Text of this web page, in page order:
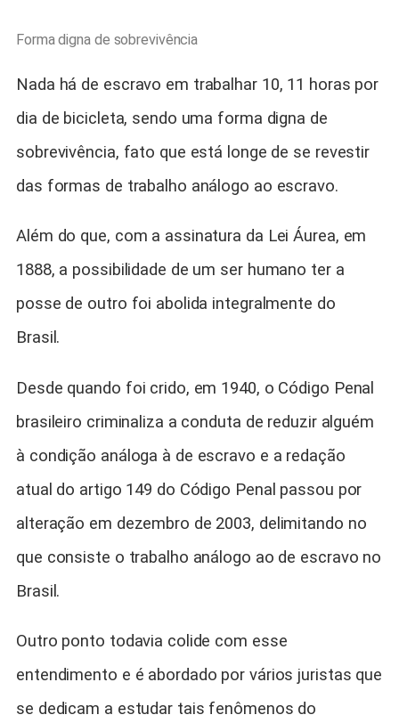
Forma digna de sobrevivência
Nada há de escravo em trabalhar 10, 11 horas por
dia de bicicleta, sendo uma forma digna de
sobrevivência, fato que está longe de se revestir
das formas de trabalho análogo ao escravo.
Além do que, com a assinatura da Lei Áurea, em
1888, a possibilidade de um ser humano ter a
posse de outro foi abolida integralmente do
Brasil.
Desde quando foi crido, em 1940, o Código Penal
brasileiro criminaliza a conduta de reduzir alguém
à condição análoga à de escravo e a redação
atual do artigo 149 do Código Penal passou por
alteração em dezembro de 2003, delimitando no
que consiste o trabalho análogo ao de escravo no
Brasil.
Outro ponto todavia colide com esse
entendimento e é abordado por vários juristas que
se dedicam a estudar tais fenômenos do